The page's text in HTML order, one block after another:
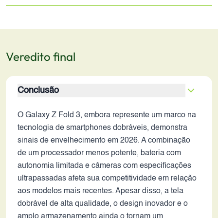
Veredito final
Conclusão
O Galaxy Z Fold 3, embora represente um marco na
tecnologia de smartphones dobráveis, demonstra
sinais de envelhecimento em 2026. A combinação
de um processador menos potente, bateria com
autonomia limitada e câmeras com especificações
ultrapassadas afeta sua competitividade em relação
aos modelos mais recentes. Apesar disso, a tela
dobrável de alta qualidade, o design inovador e o